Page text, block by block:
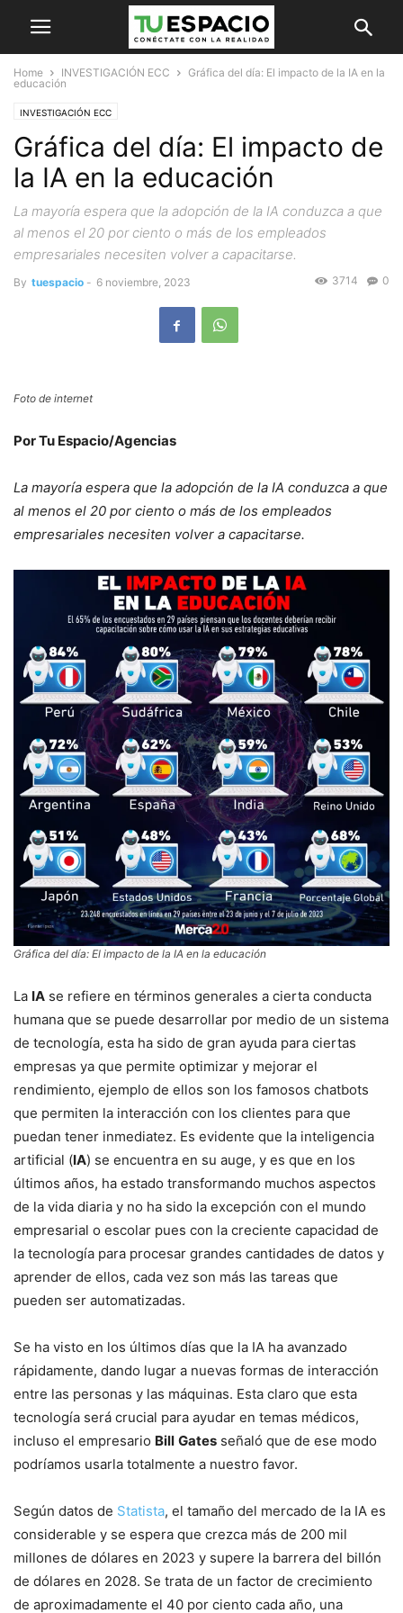
Home INVESTIGACIÓN ECC
Gráfica del día: El impacto de la IA en la
educación
INVESTIGACIÓN ECC
Gráfica del día: El impacto de
la IA en la educación
La mayoría espera que la adopción de la IA conduzca a que
al menos el 20 por ciento o más de los empleados
empresariales necesiten volver a capacitarse.
By tuespacio - 6 noviembre, 2023 0
3714
Foto de internet
Por Tu Espacio/Agencias
La mayoría espera que la adopción de la IA conduzca a que
al menos el 20 por ciento o más de los empleados
empresariales necesiten volver a capacitarse.
Gráfica del día: El impacto de la IA en la educación
La IA se refiere en términos generales a cierta conducta
humana que se puede desarrollar por medio de un sistema
de tecnología, esta ha sido de gran ayuda para ciertas
empresas ya que permite optimizar y mejorar el
rendimiento, ejemplo de ellos son los famosos chatbots
que permiten la interacción con los clientes para que
puedan tener inmediatez. Es evidente que la inteligencia
artificial (IA) se encuentra en su auge, y es que en los
últimos años, ha estado transformando muchos aspectos
de la vida diaria y no ha sido la excepción con el mundo
empresarial o escolar pues con la creciente capacidad de
la tecnología para procesar grandes cantidades de datos y
aprender de ellos, cada vez son más las tareas que
pueden ser automatizadas.
Se ha visto en los últimos días que la IA ha avanzado
rápidamente, dando lugar a nuevas formas de interacción
entre las personas y las máquinas. Esta claro que esta
tecnología será crucial para ayudar en temas médicos,
incluso el empresario Bill Gates señaló que de ese modo
podríamos usarla totalmente a nuestro favor.
Según datos de Statista, el tamaño del mercado de la IA es
considerable y se espera que crezca más de 200 mil
millones de dólares en 2023 y supere la barrera del billón
de dólares en 2028. Se trata de un factor de crecimiento
de aproximadamente el 40 por ciento cada año, una